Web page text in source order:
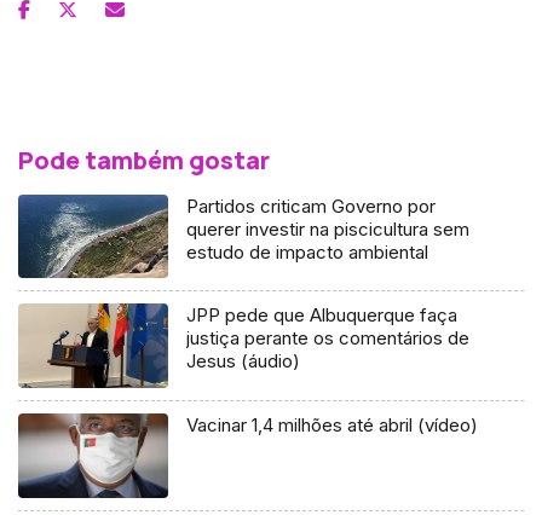
Pode também gostar
Partidos criticam Governo por
querer investir na piscicultura sem
estudo de impacto ambiental
JPP pede que Albuquerque faça
justiça perante os comentários de
Jesus (áudio)
Vacinar 1,4 milhões até abril (vídeo)